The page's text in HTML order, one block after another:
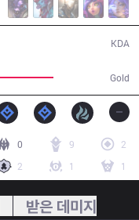
Gold
KDA
0 9
2
2
1 1
받은 데미지